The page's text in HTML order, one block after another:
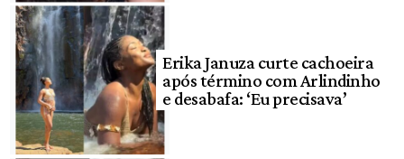
Erika Januza curte cachoeira
após término com Arlindinho
e desabafa: ‘Eu precisava’